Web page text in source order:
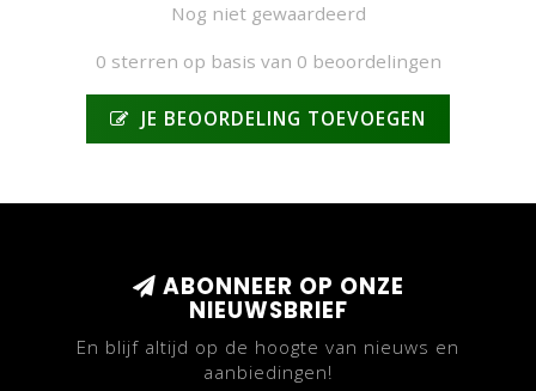
Nog niet gewaardeerd
0 sterren op basis van 0 beoordelingen
JE BEOORDELING TOEVOEGEN
ABONNEER OP ONZE
NIEUWSBRIEF
En blijf altijd op de hoogte van nieuws en
aanbiedingen!